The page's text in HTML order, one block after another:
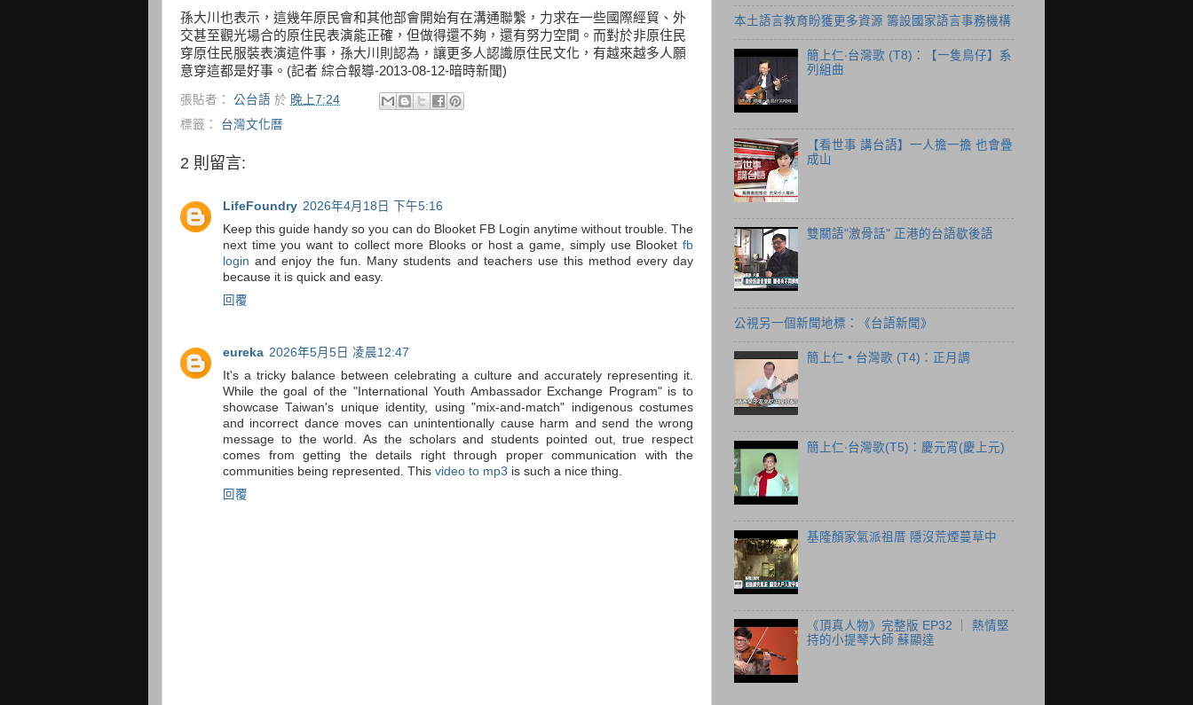
孫大川也表示，這幾年原民會和其他部會開始有在溝通聯繫，力求在一些國際經貿、外
交甚至觀光場合的原住民表演能正確，但做得還不夠，還有努力空間。而對於非原住民
穿原住民服裝表演這件事，孫大川則認為，讓更多人認識原住民文化，有越來越多人願
意穿這都是好事。(記者 綜合報導-2013-08-12-暗時新聞)
張貼者： 公台語 於 晚上7:24
標籤： 台灣文化曆
2 則留言:
LifeFoundry 2026年4月18日 下午5:16
Keep this guide handy so you can do Blooket FB Login anytime without trouble. The
next time you want to collect more Blooks or host a game, simply use Blooket fb
login and enjoy the fun. Many students and teachers use this method every day
because it is quick and easy.
回覆
eureka 2026年5月5日 凌晨12:47
It's a tricky balance between celebrating a culture and accurately representing it.
While the goal of the "International Youth Ambassador Exchange Program" is to
showcase Taiwan's unique identity, using "mix-and-match" indigenous costumes
and incorrect dance moves can unintentionally cause harm and send the wrong
message to the world. As the scholars and students pointed out, true respect
comes from getting the details right through proper communication with the
communities being represented. This video to mp3 is such a nice thing.
回覆
本土語言教育盼獲更多資源 籌設國家語言事務機構
簡上仁‧台灣歌 (T8)：【一隻鳥仔】系
列組曲
【看世事 講台語】一人擔一擔 也會疊
成山
雙關語"激骨話" 正港的台語歇後語
公視另一個新聞地標：《台語新聞》
簡上仁 • 台灣歌 (T4)：正月調
簡上仁‧台灣歌(T5)：慶元宵(慶上元)
基隆顏家氣派祖厝 隱沒荒煙蔓草中
《頂真人物》完整版 EP32 ｜ 熱情堅
持的小提琴大師 蘇顯達